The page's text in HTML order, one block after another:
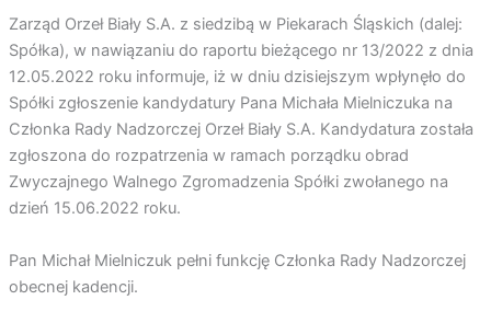
Zarząd Orzeł Biały S.A. z siedzibą w Piekarach Śląskich (dalej:
Spółka), w nawiązaniu do raportu bieżącego nr 13/2022 z dnia
12.05.2022 roku informuje, iż w dniu dzisiejszym wpłynęło do
Spółki zgłoszenie kandydatury Pana Michała Mielniczuka na
Członka Rady Nadzorczej Orzeł Biały S.A. Kandydatura została
zgłoszona do rozpatrzenia w ramach porządku obrad
Zwyczajnego Walnego Zgromadzenia Spółki zwołanego na
dzień 15.06.2022 roku.
Pan Michał Mielniczuk pełni funkcję Członka Rady Nadzorczej
obecnej kadencji.